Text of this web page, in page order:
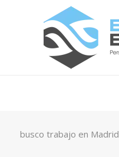
busco trabajo en Madrid